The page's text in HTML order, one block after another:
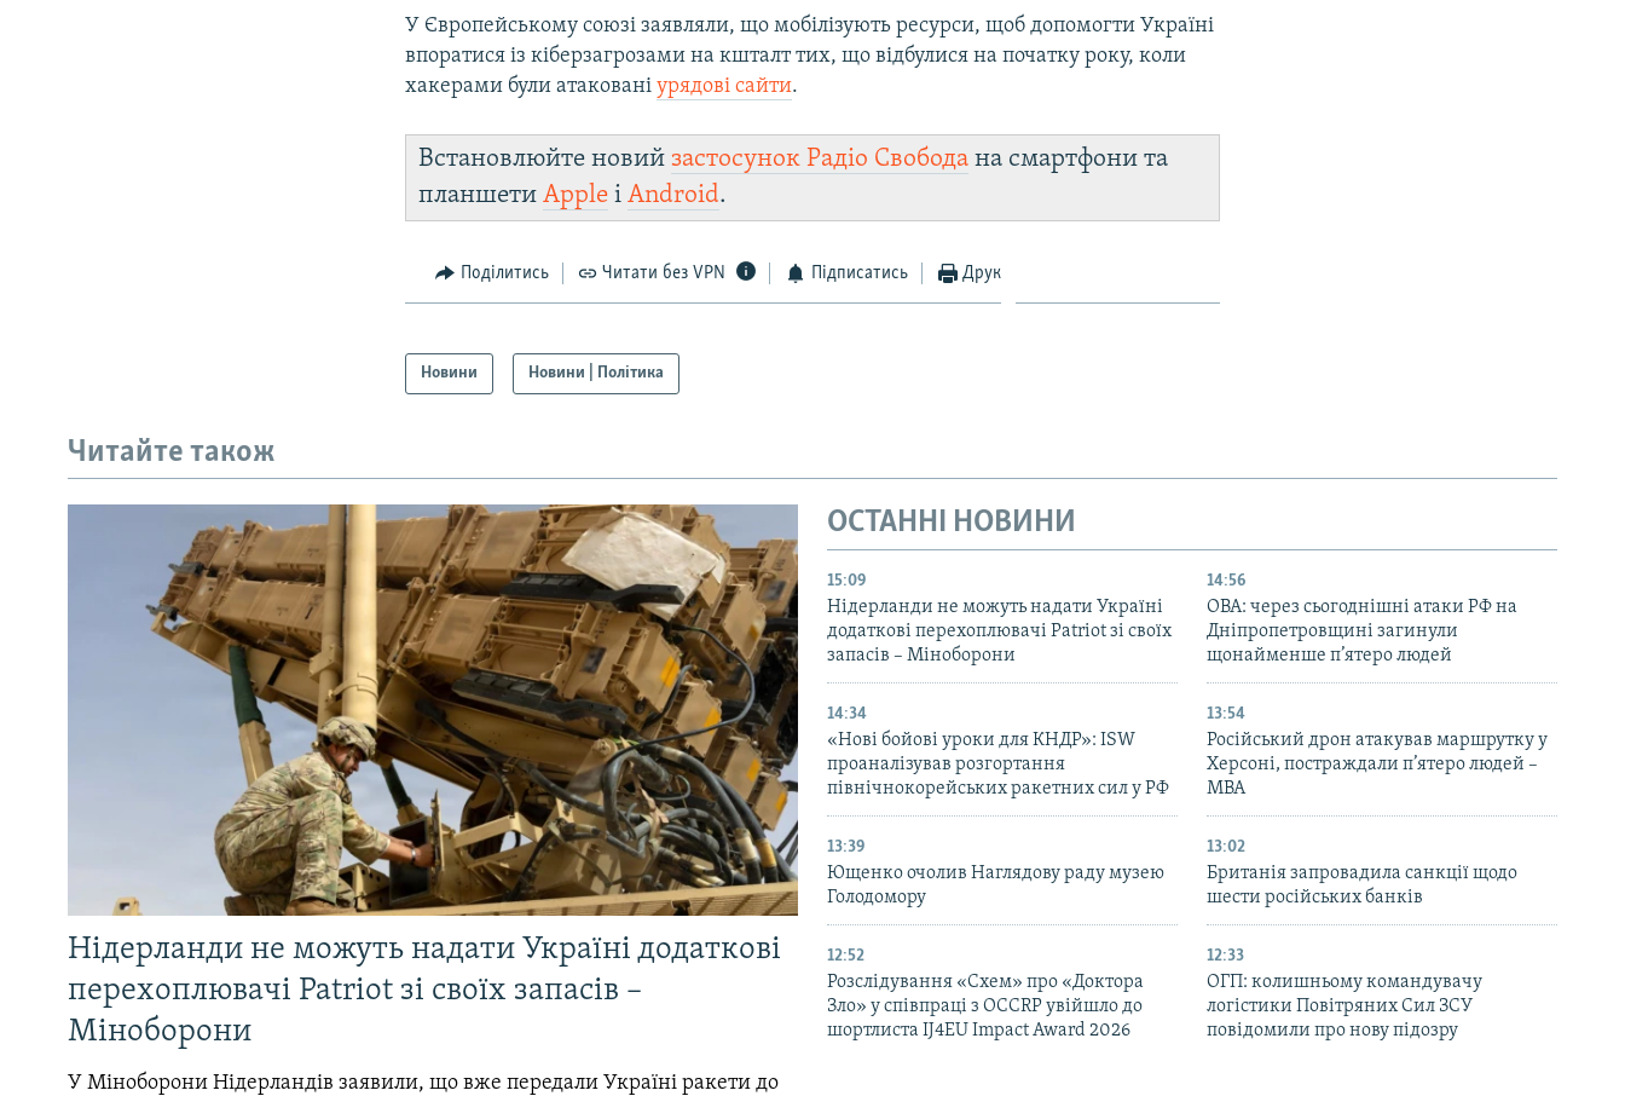
У Європейському союзі заявляли, що мобілізують ресурси, щоб допомогти Україні
впоратися із кіберзагрозами на кшталт тих, що відбулися на початку року, коли
хакерами були атакованіурядові сайти.
Встановлюйте новийзастосунок Радіо Свобода на смартфони та
планшетиApple іAndroid.
Поділитись Читати без VPN Підписатись Друк
Новини Новини | Політика
Читайте також
Нідерланди не можуть надати Україні додаткові
перехоплювачі Patriot зі своїх запасів –
Міноборони
У Міноборони Нідерландів заявили, що вже передали Україні ракети до
ОСТАННІ НОВИНИ
15:09
Нідерланди не можуть надати Україні
додаткові перехоплювачі Patriot зі своїх
запасів – Міноборони
14:56
ОВА: через сьогоднішні атаки РФ на
Дніпропетровщині загинули
щонайменше п’ятеро людей
14:34
«Нові бойові уроки для КНДР»: ISW
проаналізував розгортання
північнокорейських ракетних сил у РФ
13:54
Російський дрон атакував маршрутку у
Херсоні, постраждали п’ятеро людей –
МВА
13:39
Ющенко очолив Наглядову раду музею
Голодомору
13:02
Британія запровадила санкції щодо
шести російських банків
12:52
Розслідування «Схем» про «Доктора
Зло» у співпраці з OCCRP увійшло до
шортлиста IJ4EU Impact Award 2026
12:33
ОГП: колишньому командувачу
логістики Повітряних Сил ЗСУ
повідомили про нову підозру